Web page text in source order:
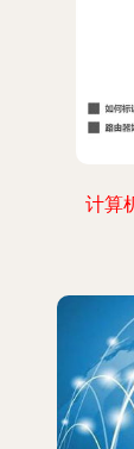
计算